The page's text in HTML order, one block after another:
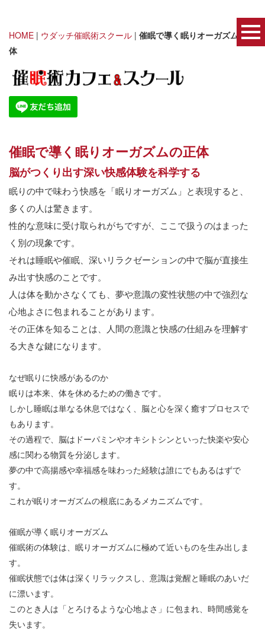
HOME | ウダッチ催眠術スクール | 催眠で導く眠りオーガズムの正
体
催眠で導く眠りオーガズムの正体
脳がつくり出す深い快感体験を科学する
眠りの中で味わう快感を「眠りオーガズム」と表現すると、
多くの人は驚きます。
性的な意味に受け取られがちですが、ここで扱うのはまった
く別の現象です。
それは睡眠や催眠、深いリラクゼーションの中で脳が直接生
み出す快感のことです。
人は体を動かさなくても、夢や意識の変性状態の中で強烈な
心地よさに包まれることがあります。
その正体を知ることは、人間の意識と快感の仕組みを理解す
る大きな鍵になります。
なぜ眠りに快感があるのか
眠りは本来、体を休めるための働きです。
しかし睡眠は単なる休息ではなく、脳と心を深く癒すプロセスで
もあります。
その過程で、脳はドーパミンやオキシトシンといった快楽や安心
感に関わる物質を分泌します。
夢の中で高揚感や幸福感を味わった経験は誰にでもあるはずで
す。
これが眠りオーガズムの根底にあるメカニズムです。
催眠が導く眠りオーガズム
催眠術の体験は、眠りオーガズムに極めて近いものを生み出しま
す。
催眠状態では体は深くリラックスし、意識は覚醒と睡眠のあいだ
に漂います。
このとき人は「とろけるような心地よさ」に包まれ、時間感覚を
失います。